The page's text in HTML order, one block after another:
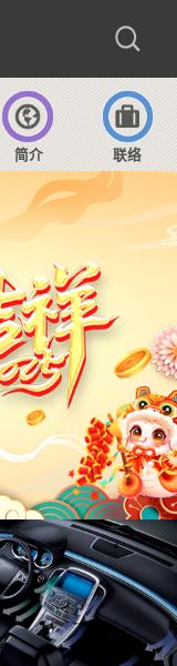
简介 联络